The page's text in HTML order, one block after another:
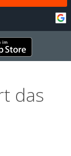
das